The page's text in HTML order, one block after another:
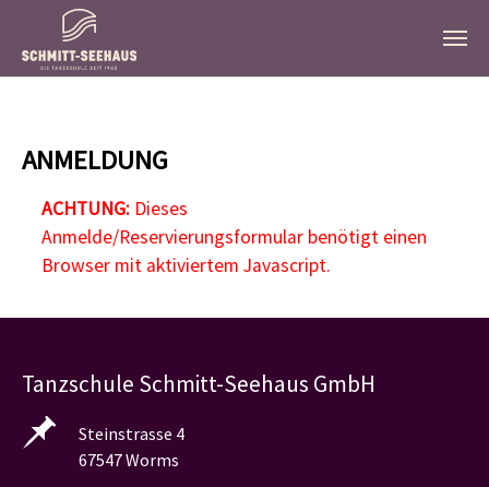
ANMELDUNG
ACHTUNG:Dieses
Anmelde/Reservierungsformular benötigt einen
Browser mit aktiviertem Javascript.
Tanzschule Schmitt-Seehaus GmbH
Steinstrasse 4
67547 Worms